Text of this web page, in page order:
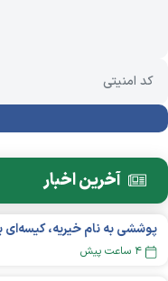
آخرین اخبار
پوششی به نام خیریه، کیسه‌ای
۴ ساعت پیش